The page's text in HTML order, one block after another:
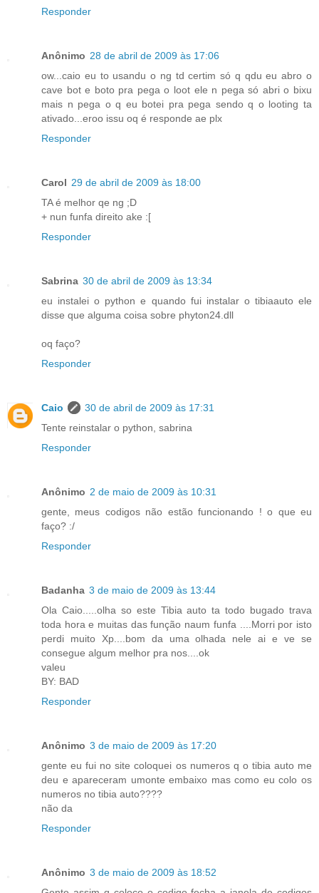
Responder
Anônimo 28 de abril de 2009 às 17:06
ow...caio eu to usandu o ng td certim só q qdu eu abro o
cave bot e boto pra pega o loot ele n pega só abri o bixu
mais n pega o q eu botei pra pega sendo q o looting ta
ativado...eroo issu oq é responde ae plx
Responder
Carol 29 de abril de 2009 às 18:00
TA é melhor qe ng ;D
+ nun funfa direito ake :[
Responder
Sabrina 30 de abril de 2009 às 13:34
eu instalei o python e quando fui instalar o tibiaauto ele
disse que alguma coisa sobre phyton24.dll
oq faço?
Responder
Caio
30 de abril de 2009 às 17:31
Tente reinstalar o python, sabrina
Responder
Anônimo 2 de maio de 2009 às 10:31
gente, meus codigos não estão funcionando ! o que eu
faço? :/
Responder
Badanha 3 de maio de 2009 às 13:44
Ola Caio.....olha so este Tibia auto ta todo bugado trava
toda hora e muitas das função naum funfa ....Morri por isto
perdi muito Xp....bom da uma olhada nele ai e ve se
consegue algum melhor pra nos....ok
valeu
BY: BAD
Responder
Anônimo 3 de maio de 2009 às 17:20
gente eu fui no site coloquei os numeros q o tibia auto me
deu e apareceram umonte embaixo mas como eu colo os
numeros no tibia auto????
não da
Responder
Anônimo 3 de maio de 2009 às 18:52